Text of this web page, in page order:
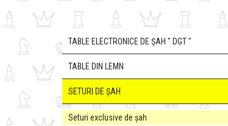
TABLE ELECTRONICE DE ȘAH " DGT "
TABLE DIN LEMN
SETURI DE ȘAH
Seturi exclusive de șah